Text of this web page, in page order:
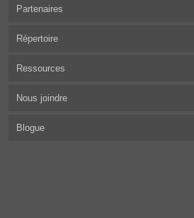
Partenaires
Répertoire
Ressources
Nous joindre
Blogue